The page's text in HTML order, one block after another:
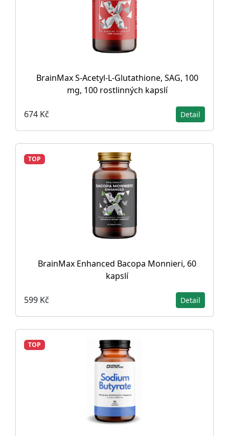
BrainMax S-Acetyl-L-Glutathione, SAG, 100
mg, 100 rostlinných kapslí
674 Kč Detail
TOP
BrainMax Enhanced Bacopa Monnieri, 60
kapslí
599 Kč Detail
TOP